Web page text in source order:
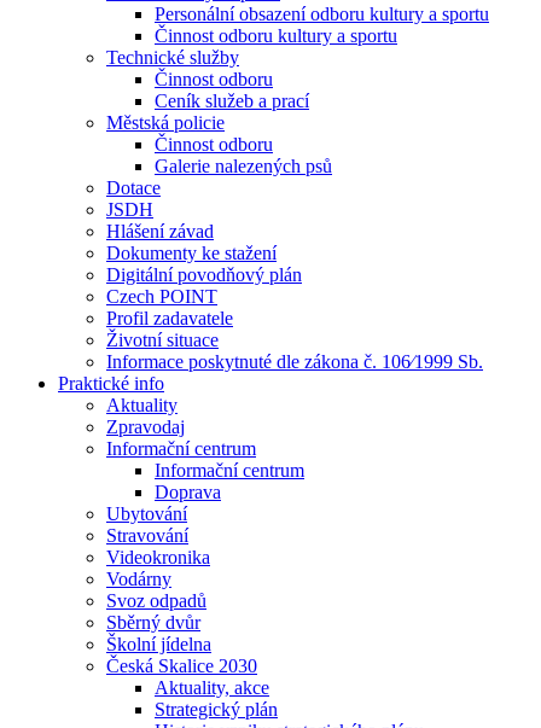
Personální obsazení odboru kultury a sportu
Činnost odboru kultury a sportu
Technické služby
Činnost odboru
Ceník služeb a prací
Městská policie
Činnost odboru
Galerie nalezených psů
Dotace
JSDH
Hlášení závad
Dokumenty ke stažení
Digitální povodňový plán
Czech POINT
Profil zadavatele
Životní situace
Informace poskytnuté dle zákona č. 106⁄1999 Sb.
Praktické info
Aktuality
Zpravodaj
Informační centrum
Informační centrum
Doprava
Ubytování
Stravování
Videokronika
Vodárny
Svoz odpadů
Sběrný dvůr
Školní jídelna
Česká Skalice 2030
Aktuality, akce
Strategický plán